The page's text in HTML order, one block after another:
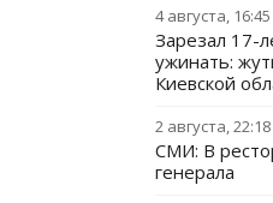
4 августа, 16:45
Зарезал 17-
ужинать:
Киевской
2 августа, 22:18
СМИ: В
генерала